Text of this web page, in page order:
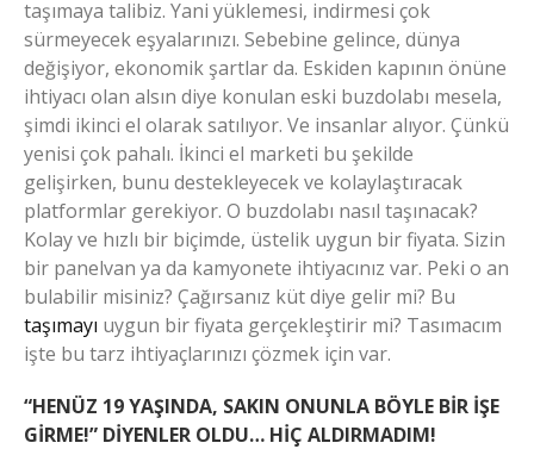
taşımaya talibiz. Yani yüklemesi, indirmesi çok
sürmeyecek eşyalarınızı. Sebebine gelince, dünya
değişiyor, ekonomik şartlar da. Eskiden kapının önüne
ihtiyacı olan alsın diye konulan eski buzdolabı mesela,
şimdi ikinci el olarak satılıyor. Ve insanlar alıyor. Çünkü
yenisi çok pahalı. İkinci el marketi bu şekilde
gelişirken, bunu destekleyecek ve kolaylaştıracak
platformlar gerekiyor. O buzdolabı nasıl taşınacak?
Kolay ve hızlı bir biçimde, üstelik uygun bir fiyata. Sizin
bir panelvan ya da kamyonete ihtiyacınız var. Peki o an
bulabilir misiniz? Çağırsanız küt diye gelir mi? Bu
taşımayı uygun bir fiyata gerçekleştirir mi? Tasımacım
işte bu tarz ihtiyaçlarınızı çözmek için var.
“HENÜZ 19 YAŞINDA, SAKIN ONUNLA BÖYLE BİR İŞE
GİRME!” DİYENLER OLDU… HİÇ ALDIRMADIM!